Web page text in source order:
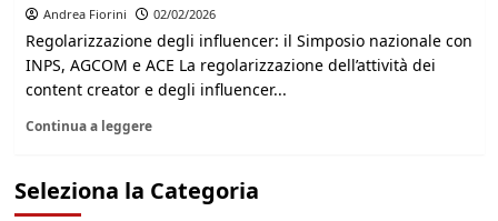
Andrea Fiorini 02/02/2026
Regolarizzazione degli influencer: il Simposio nazionale con
INPS, AGCOM e ACE La regolarizzazione dell’attività dei
content creator e degli influencer...
Continua a leggere
Seleziona la Categoria